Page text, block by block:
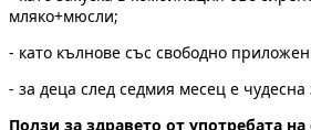
мляко+мюсли;
- като кълнове със свободно
- за деца след седмия месец е
Ползи за здравето от употребата